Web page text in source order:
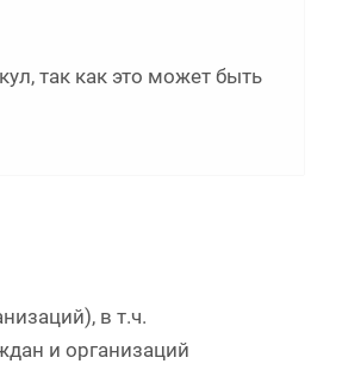
так как это может быть
в т.ч.
и организаций